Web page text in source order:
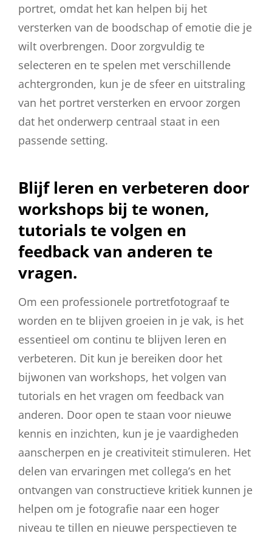
portret, omdat het kan helpen bij het
versterken van de boodschap of emotie die je
wilt overbrengen. Door zorgvuldig te
selecteren en te spelen met verschillende
achtergronden, kun je de sfeer en uitstraling
van het portret versterken en ervoor zorgen
dat het onderwerp centraal staat in een
passende setting.
Blijf leren en verbeteren door
workshops bij te wonen,
tutorials te volgen en
feedback van anderen te
vragen.
Om een professionele portretfotograaf te
worden en te blijven groeien in je vak, is het
essentieel om continu te blijven leren en
verbeteren. Dit kun je bereiken door het
bijwonen van workshops, het volgen van
tutorials en het vragen om feedback van
anderen. Door open te staan voor nieuwe
kennis en inzichten, kun je je vaardigheden
aanscherpen en je creativiteit stimuleren. Het
delen van ervaringen met collega’s en het
ontvangen van constructieve kritiek kunnen je
helpen om je fotografie naar een hoger
niveau te tillen en nieuwe perspectieven te